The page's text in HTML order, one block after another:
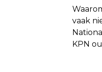
vaak
KPN